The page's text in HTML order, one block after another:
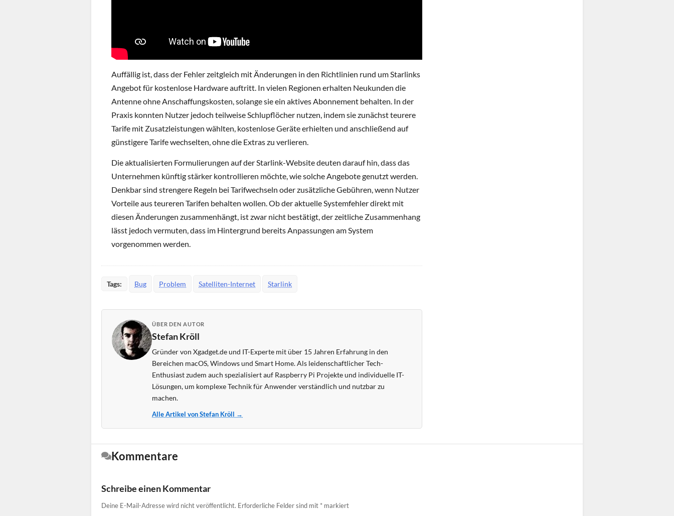
Auffällig ist, dass der Fehler zeitgleich mit Änderungen in den Richtlinien rund um Starlinks
Angebot für kostenlose Hardware auftritt. In vielen Regionen erhalten Neukunden die
Antenne ohne Anschaffungskosten, solange sie ein aktives Abonnement behalten. In der
Praxis konnten Nutzer jedoch teilweise Schlupflöcher nutzen, indem sie zunächst teurere
Tarife mit Zusatzleistungen wählten, kostenlose Geräte erhielten und anschließend auf
günstigere Tarife wechselten, ohne die Extras zu verlieren.
Die aktualisierten Formulierungen auf der Starlink-Website deuten darauf hin, dass das
Unternehmen künftig stärker kontrollieren möchte, wie solche Angebote genutzt werden.
Denkbar sind strengere Regeln bei Tarifwechseln oder zusätzliche Gebühren, wenn Nutzer
Vorteile aus teureren Tarifen behalten wollen. Ob der aktuelle Systemfehler direkt mit
diesen Änderungen zusammenhängt, ist zwar nicht bestätigt, der zeitliche Zusammenhang
lässt jedoch vermuten, dass im Hintergrund bereits Anpassungen am System
vorgenommen werden.
Tags: Bug Problem Satelliten-Internet Starlink
ÜBER DEN AUTOR
Stefan Kröll
Gründer von Xgadget.de und IT-Experte mit über 15 Jahren Erfahrung in den
Bereichen macOS, Windows und Smart Home. Als leidenschaftlicher Tech-
Enthusiast zudem auch spezialisiert auf Raspberry Pi Projekte und individuelle IT-
Lösungen, um komplexe Technik für Anwender verständlich und nutzbar zu
machen.
Alle Artikel von Stefan Kröll →
Kommentare
Schreibe einen Kommentar
Deine E-Mail-Adresse wird nicht veröffentlicht. Erforderliche Felder sind mit * markiert